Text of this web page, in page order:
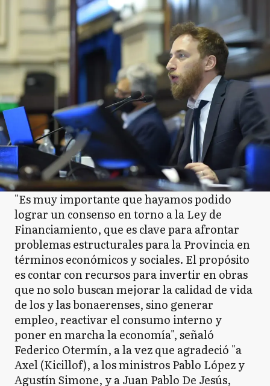
"Es muy importante que hayamos podido
lograr un consenso en torno a la Ley de
Financiamiento, que es clave para afrontar
problemas estructurales para la Provincia en
términos económicos y sociales. El propósito
es contar con recursos para invertir en obras
que no solo buscan mejorar la calidad de vida
de los y las bonaerenses, sino generar
empleo, reactivar el consumo interno y
poner en marcha la economía", señaló
Federico Otermín, a la vez que agradeció "a
Axel (Kicillof), a los ministros Pablo López y
Agustín Simone, y a Juan Pablo De Jesús,